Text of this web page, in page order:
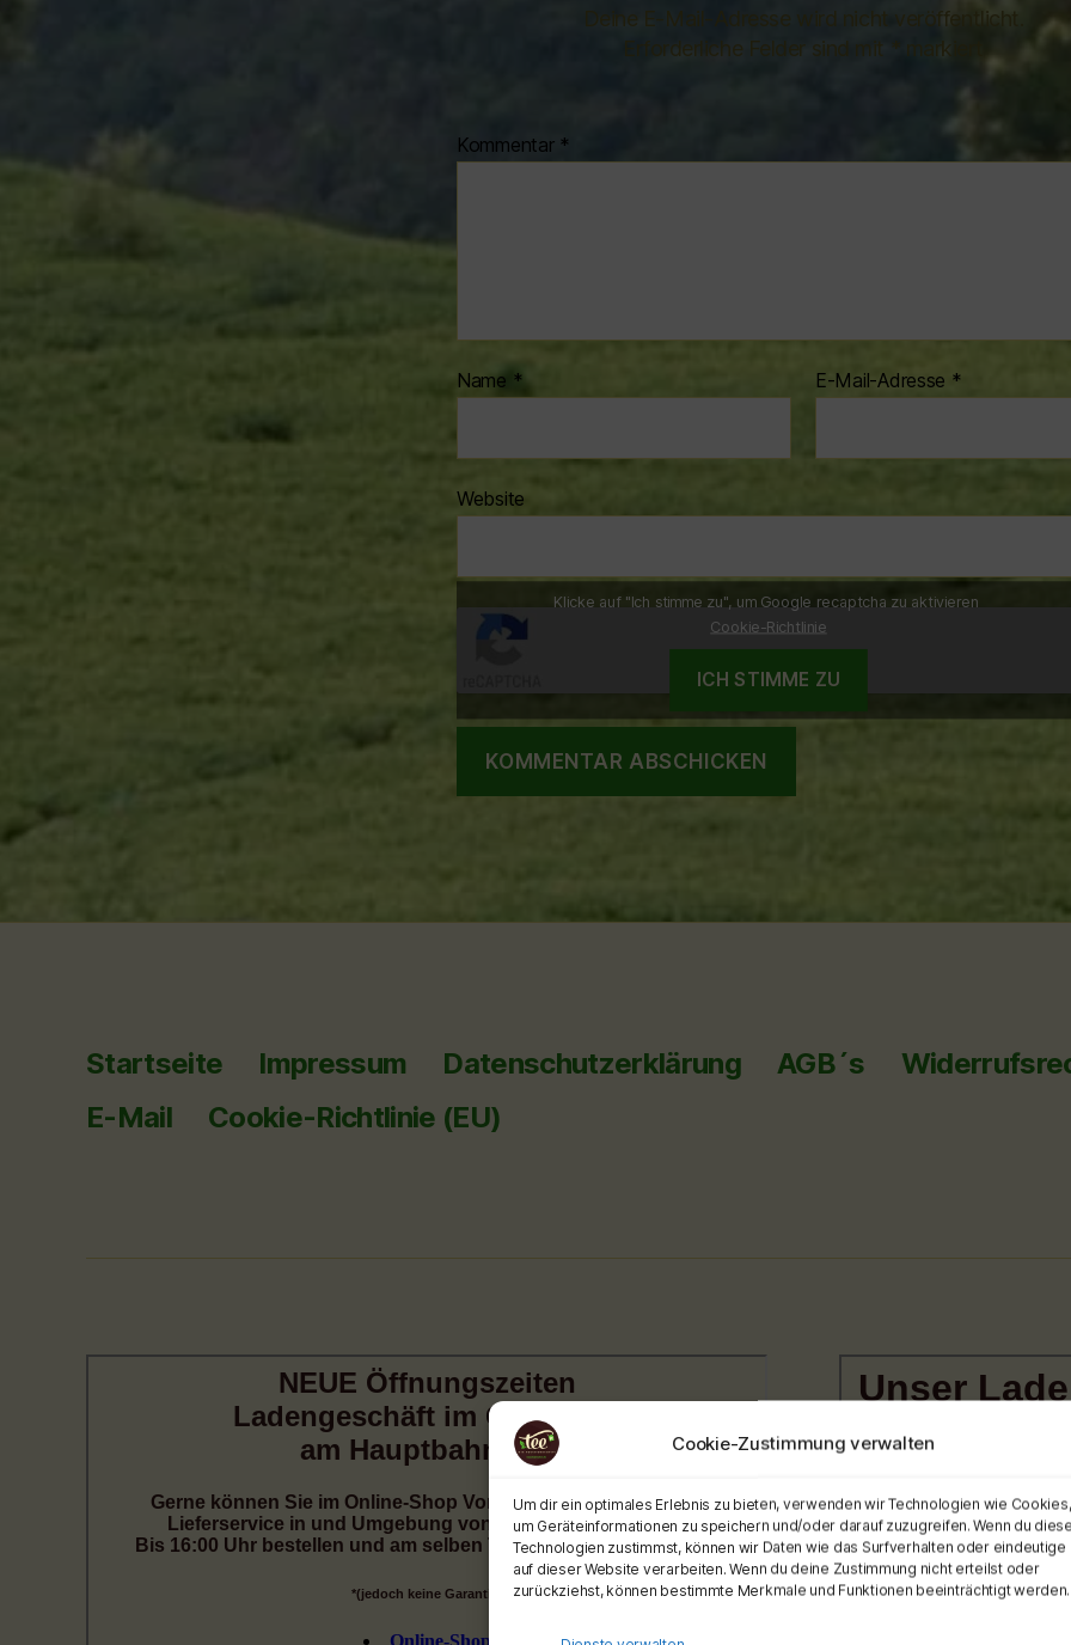
Cookie-Zustimmung verwalten
Um dir ein optimales Erlebnis zu bieten, verwenden wir Technologien wie Cookies,
um Geräteinformationen zu speichern und/oder darauf zuzugreifen. Wenn du
Technologien zustimmst, können wir Daten wie das Surfverhalten oder eindeutige
auf dieser Website verarbeiten. Wenn du deine Zustimmung nicht erteilst oder
zurückziehst, können bestimmte Merkmale und Funktionen beeinträchtigt werden.
Deine E-Mail-Adresse wird nicht veröffentlicht.
Erforderliche Felder sind mit * markiert
Kommentar *
Name * E-Mail-Adresse *
Website
Klicke auf "Ich stimme zu", um Google recaptcha zu aktivieren
Cookie-Richtlinie
ICH STIMME ZU
Startseite Impressum Datenschutzerklärung AGB´s
E-Mail
Cookie-Richtlinie (EU)